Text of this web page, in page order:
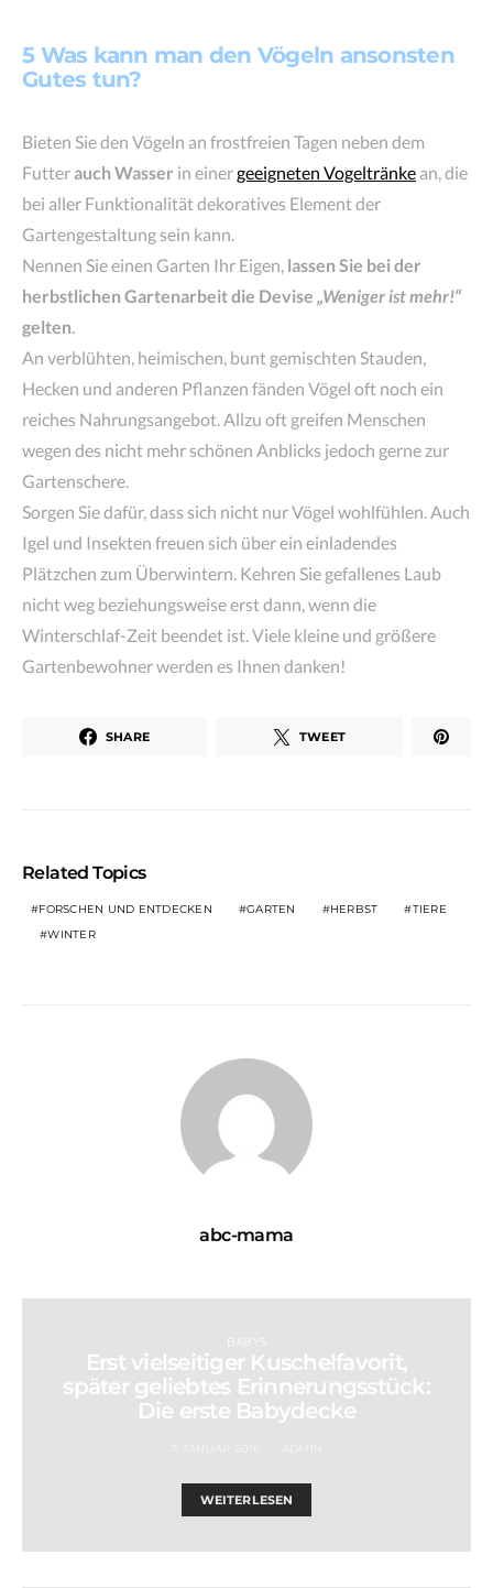
5 Was kann man den Vögeln ansonsten
Gutes tun?
Bieten Sie den Vögeln an frostfreien Tagen neben dem
Futterauch Wasser in einergeeigneten Vogeltränke an, die
bei aller Funktionalität dekoratives Element der
Gartengestaltung sein kann.
Nennen Sie einen Garten Ihr Eigen, lassen Sie bei der
herbstlichen Gartenarbeit die Devise „Weniger ist mehr!“
gelten.
An verblühten, heimischen, bunt gemischten Stauden,
Hecken und anderen Pflanzen fänden Vögel oft noch ein
reiches Nahrungsangebot. Allzu oft greifen Menschen
wegen des nicht mehr schönen Anblicks jedoch gerne zur
Gartenschere.
Sorgen Sie dafür, dass sich nicht nur Vögel wohlfühlen. Auch
Igel und Insekten freuen sich über ein einladendes
Plätzchen zum Überwintern. Kehren Sie gefallenes Laub
nicht weg beziehungsweise erst dann, wenn die
Winterschlaf-Zeit beendet ist. Viele kleine und größere
Gartenbewohner werden es Ihnen danken!
SHARE TWEET
Related Topics
FORSCHEN UND ENTDECKEN GARTEN HERBST
TIERE
WINTER
abc-mama
BABYS
Erst vielseitiger Kuschelfavorit,
später geliebtes Erinnerungsstück:
Die erste Babydecke
WEITERLESEN